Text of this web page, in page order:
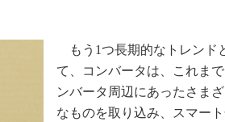
もう1つ長期的なトレンド
て、コンバータは、これまで
ンバータ周辺にあったさまざ
なものを取り込み、スマー